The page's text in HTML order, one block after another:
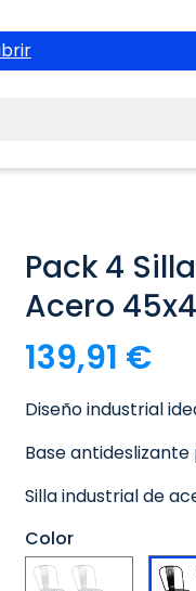
Pack 4
Acero
139,91 €
Diseño industrial
Base
Silla industrial de
Color
Blanco